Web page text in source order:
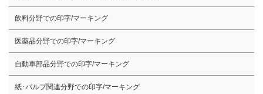
飲料分野での印字/マーキング
医薬品分野での印字/マーキング
自動車部品分野での印字/マーキング
紙･パルプ関連分野での印字/マーキング